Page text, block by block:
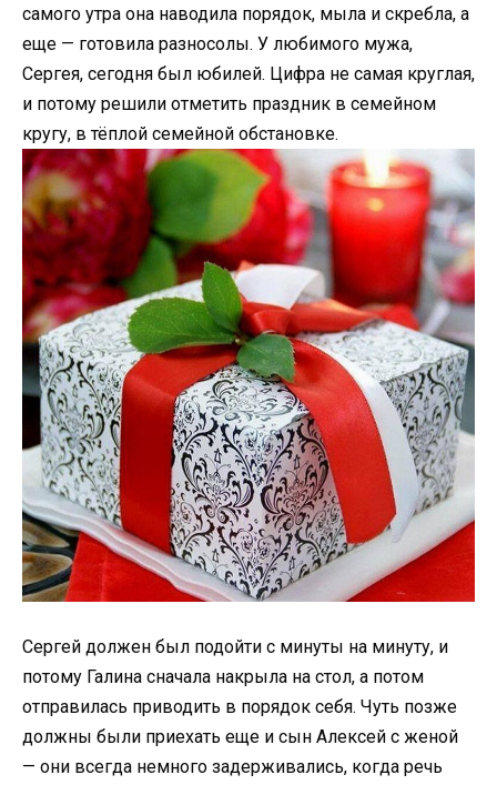
самого утра она наводила порядок, мыла и скребла, а
еще — готовила разносолы. У любимого мужа,
Сергея, сегодня был юбилей. Цифра не самая круглая,
и потому решили отметить праздник в семейном
кругу, в тёплой семейной обстановке.
Сергей должен был подойти с минуты на минуту, и
потому Галина сначала накрыла на стол, а потом
отправилась приводить в порядок себя. Чуть позже
должны были приехать еще и сын Алексей с женой
— они всегда немного задерживались, когда речь